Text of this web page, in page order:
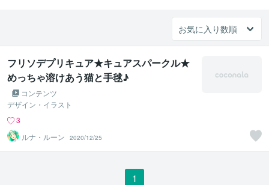
フリソデプリキュア★キュアスパークル★
めっちゃ溶けあう猫と手毬♪
コンテンツ
デザイン・イラスト
3
ルナ・ルーン
2020/12/25
1